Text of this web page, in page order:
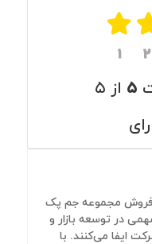
۱ ۲
۵ از ۵
رای
فروش مجموعه جم پک
در توسعه بازار و
ایفا می‌کنند. با